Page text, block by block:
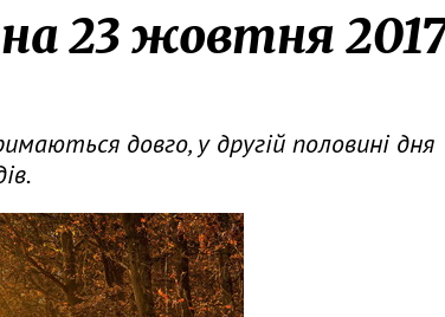
23 жовтня
довго, у другій половині дня